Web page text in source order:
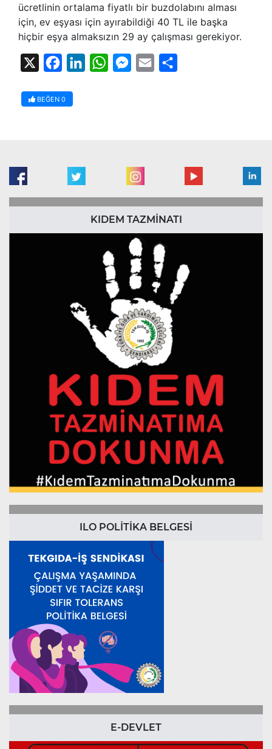
ücretlinin ortalama fiyatlı bir buzdolabını alması
için, ev eşyası için ayırabildiği 40 TL ile başka
hiçbir eşya almaksızın 29 ay çalışması gerekiyor.
FacebookLinkedInWhatsAppMessenger
Email
BEĞEN 0
KIDEM TAZMİNATI
ILO POLİTİKA BELGESİ
E-DEVLET